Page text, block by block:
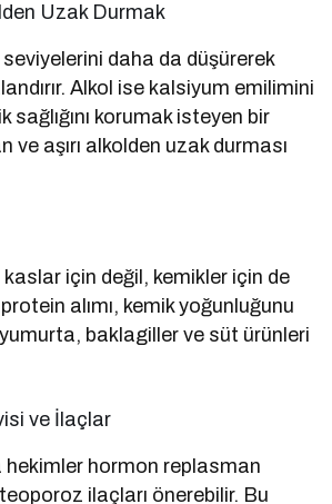
Uzak Durmak
daha da düşürerek
Alkol ise kalsiyum emilimini
sağlığını korumak isteyen bir
ve aşırı alkolden uzak durması
için değil, kemikler için de
alımı, kemik yoğunluğunu
baklagiller ve süt ürünleri
ve İlaçlar
hekimler hormon replasman
ilaçları önerebilir. Bu